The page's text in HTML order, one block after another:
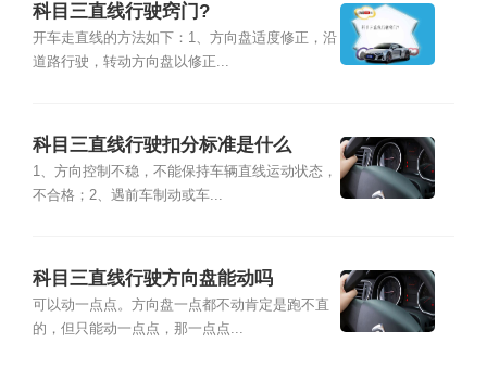
科目三直线行驶窍门?
开车走直线的方法如下：1、方向盘适度修正，沿
道路行驶，转动方向盘以修正...
科目三直线行驶扣分标准是什么
1、方向控制不稳，不能保持车辆直线运动状态，
不合格；2、遇前车制动或车...
科目三直线行驶方向盘能动吗
可以动一点点。方向盘一点都不动肯定是跑不直
的，但只能动一点点，那一点点...